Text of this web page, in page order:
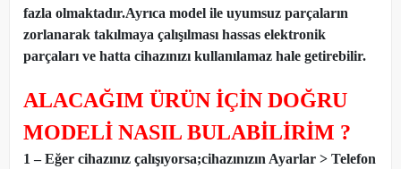
fazla olmaktadır.Ayrıca model ile uyumsuz parçaların
zorlanarak takılmaya çalışılması hassas elektronik
parçaları ve hatta cihazınızı kullanılamaz hale getirebilir.
ALACAĞIM ÜRÜN İÇİN DOĞRU
MODELİ NASIL BULABİLİRİM ?
1 – Eğer cihazınız çalışıyorsa;cihazınızın Ayarlar > Telefon